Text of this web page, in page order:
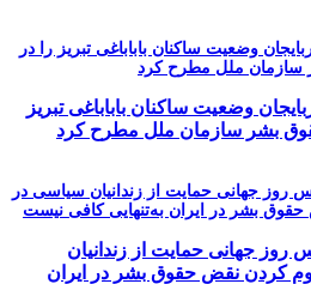
وضعیت ساکنان باباباغی تبریز
بشر سازمان ملل مطرح کرد
روز جهانی حمایت از زندانیان
کردن نقض حقوق بشر در ایران